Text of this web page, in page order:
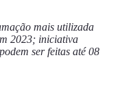
mais utilizada
2023; iniciativa
ser feitas até 08